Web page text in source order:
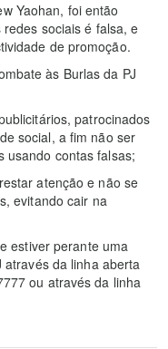
Yaohan, foi então
sociais é falsa, e
de promoção.
às Burlas da PJ
patrocinados
social, a fim não ser
usando contas falsas;
atenção e não se
evitando cair na
estiver perante uma
da linha aberta
ou através da linha